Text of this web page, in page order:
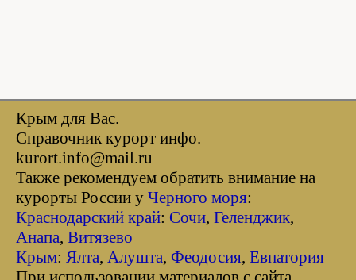
Крым для Вас.
Справочник курорт инфо.
kurort.info@mail.ru
Также рекомендуем обратить внимание на
курорты России у Черного моря:
Краснодарский край: Сочи, Геленджик,
Анапа, Витязево
Крым: Ялта, Алушта, Феодосия, Евпатория